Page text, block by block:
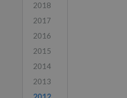
2018
2017
2016
2015
2014
2013